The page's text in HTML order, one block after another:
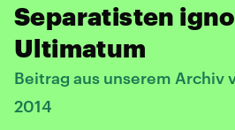
Separatisten
Ultimatum
Beitrag aus unserem Archiv
2014